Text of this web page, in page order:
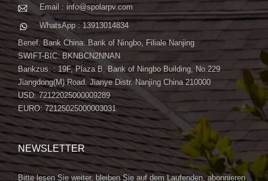
Email : info@spolarpv.com
WhatsApp : 13913014834
Benef. Bank China: Bank of Ningbo, Filiale Nanjing
SWIFT-BIC: BKNBCN2NNAN
Bankzus. : 19F, Plaza B, Bank of Ningbo Building, No.229
Jiangdong(M) Road, Jianye Distr. Nanjing China 210000
USD: 72122025000009289
EURO: 72125025000003031
NEWSLETTER
Bitte lesen Sie weiter, bleiben Sie auf dem Laufenden, abonnieren